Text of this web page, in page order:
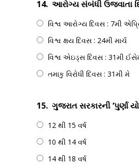
14. આરોગ્ય સંબંધી ઉજવાતા
વિશ્વ આરોગ્ય દિવસ : 7મી
વિશ્વ ક્ષય દિવસ : 24મી માર્ચ
વિશ્વ એઇડ્સ દિવસ : 31મી
તમાકુ વિરોધી દિવસ : 31મી મે
15. ગુજરાત સરકારની ‘પુર્ણા
12 થી 15 વર્ષ
10 થી 14 વર્ષ
14 થી 18 વર્ષ